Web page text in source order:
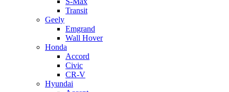
Transit
Geely
Emgrand
Wall Hover
Honda
Accord
Civic
CR-V
Hyundai